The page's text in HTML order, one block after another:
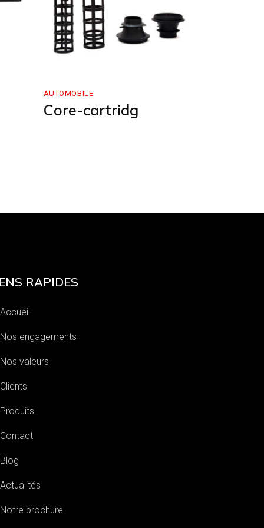
AUTOMOBILE
Core-cartridg
RAPIDES
Accueil
Nos engagements
Nos valeurs
Clients
Produits
Contact
Blog
Actualités
Notre brochure